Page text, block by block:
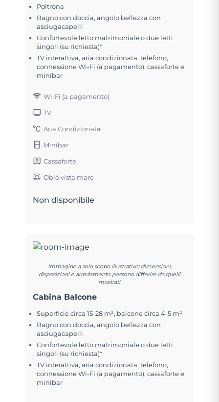
Poltrona
Bagno con doccia, angolo bellezza con
asciugacapelli
Confortevole letto matrimoniale o due letti
singoli (su richiesta)*
TV interattiva, aria condizionata, telefono,
connessione Wi-Fi (a pagamento), cassaforte e
minibar
Wi-Fi (a pagamento)
TV
Aria Condizionata
Minibar
Cassaforte
Oblò vista mare
Non disponibile
Immagine a solo scopo illustrativo; dimensioni,
disposizioni e arredamento possono differire da quelli
mostrati.
Cabina Balcone
Superficie circa 15-28 m², balcone circa 4-5 m²
Bagno con doccia, angolo bellezza con
asciugacapelli
Confortevole letto matrimoniale o due letti
singoli (su richiesta)*
TV interattiva, aria condizionata, telefono,
connessione Wi-Fi (a pagamento), cassaforte e
minibar